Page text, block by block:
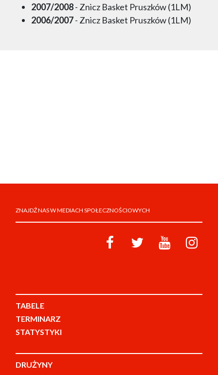
2007/2008- Znicz Basket Pruszków (1LM)
2006/2007- Znicz Basket Pruszków (1LM)
ZNAJDŹ NAS W MEDIACH SPOŁECZNOŚCIOWYCH
TABELE
TERMINARZ
STATYSTYKI
DRUŻYNY